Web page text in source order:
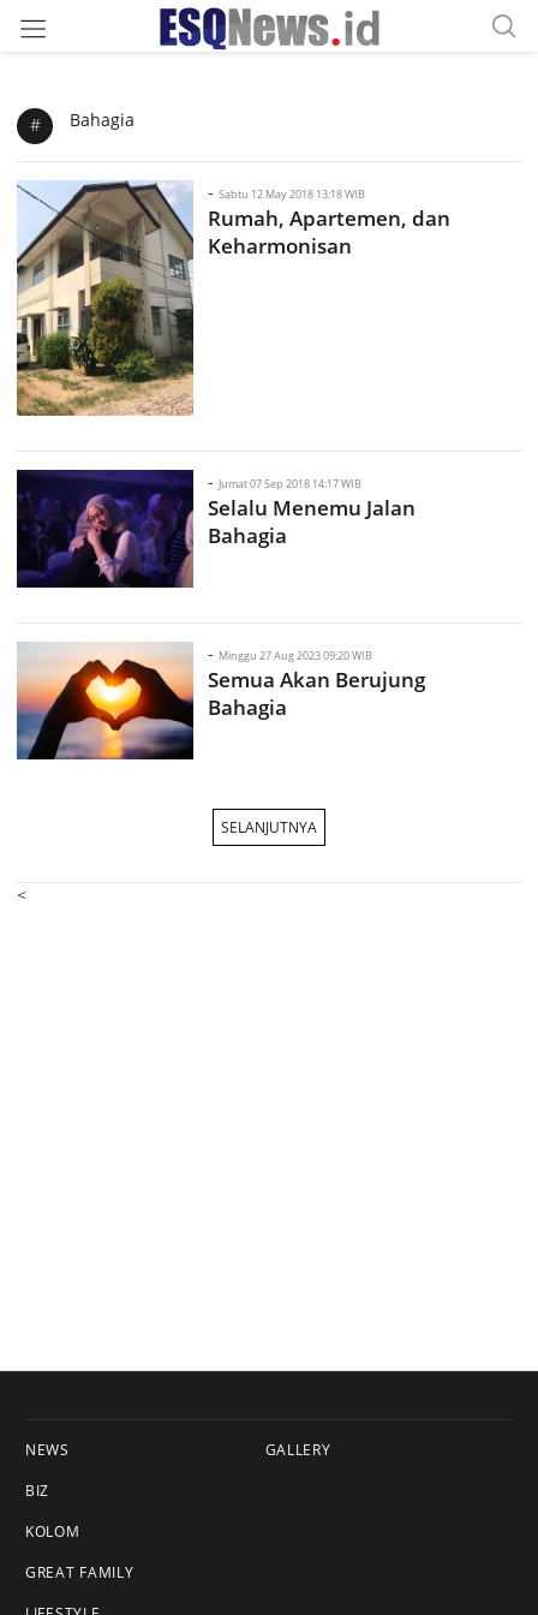
# Bahagia
- Sabtu 12 May 2018 13:18 WIB
Rumah, Apartemen, dan
Keharmonisan
- Jumat 07 Sep 2018 14:17 WIB
Selalu Menemu Jalan
Bahagia
- Minggu 27 Aug 2023 09:20 WIB
Semua Akan Berujung
Bahagia
SELANJUTNYA
<
NEWS
BIZ
KOLOM
GREAT FAMILY
GALLERY